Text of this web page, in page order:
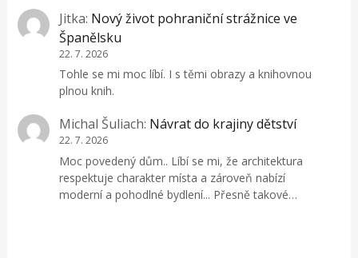
Jitka: Nový život pohraniční strážnice ve
Španělsku
22. 7. 2026
Tohle se mi moc líbí. I s těmi obrazy a knihovnou
plnou knih.
Michal Šuliach: Návrat do krajiny dětství
22. 7. 2026
Moc povedený dům.. Líbí se mi, že architektura
respektuje charakter místa a zároveň nabízí
moderní a pohodlné bydlení... Přesně takové…